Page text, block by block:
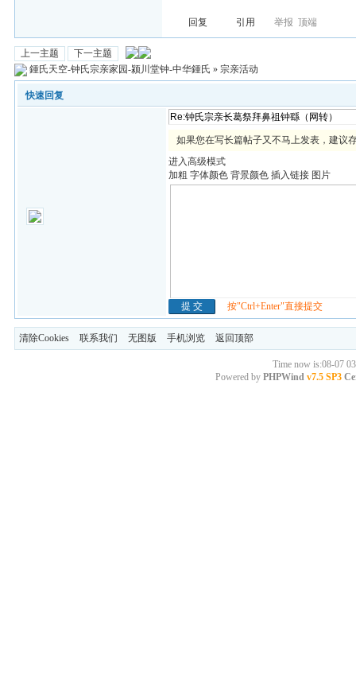
回复 引用 举报 顶端
上一主题
下一主题
鍾氏天空-钟氏宗亲家园-颍川堂钟-中华鍾氏 » 宗亲活动
快速回复
如果您在写长篇帖子又不马上发表，建议
进入高级模式
加粗 字体颜色 背景颜色 插入链接 图片
按"Ctrl+Enter"直接提交
清除Cookies 联系我们 无图版 手机浏览 返回顶部
Time now is:08-07
Powered byPHPWind v7.5 SP3